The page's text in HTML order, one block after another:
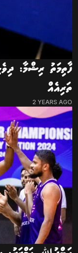
ފާތިމަތު ރިޝްމާ:
ތަރިއެއް
2 YEARS AGO